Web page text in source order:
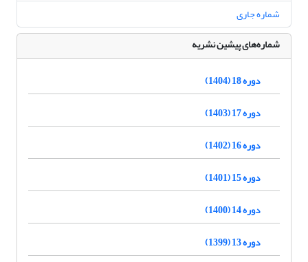
شماره جاری
شماره‌های پیشین نشریه
دوره 18 (1404)
دوره 17 (1403)
دوره 16 (1402)
دوره 15 (1401)
دوره 14 (1400)
دوره 13 (1399)